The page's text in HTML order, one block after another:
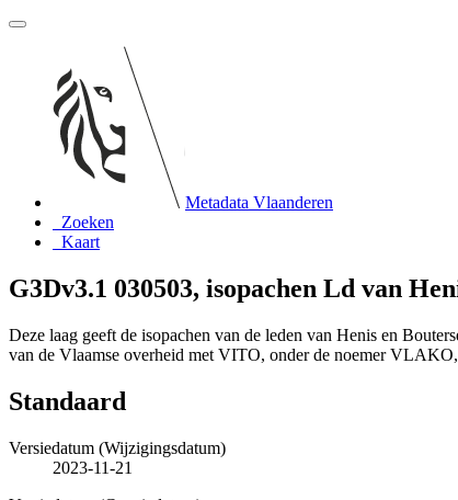
Metadata Vlaanderen
Zoeken
Kaart
G3Dv3.1 030503, isopachen Ld van
Deze laag geeft de isopachen van de leden van Henis en
van de Vlaamse overheid met VITO, onder de noemer
Standaard
Versiedatum (Wijzigingsdatum)
2023-11-21